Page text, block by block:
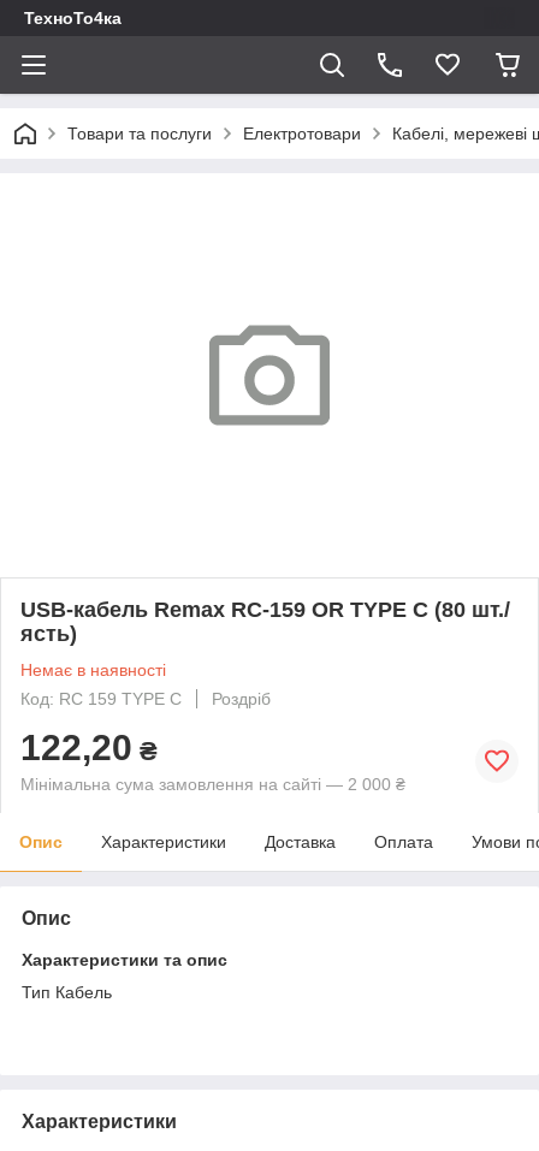
ТехноТо4ка
Товари та послуги Електротовари Кабелі, мережеві
USB-кабель Remax RC-159 OR TYPE C (80 шт./
ясть)
Немає в наявності
Код: RC 159 TYPE C
Роздріб
122,20 ₴
Мінімальна сума замовлення на сайті — 2 000 ₴
Опис Характеристики Доставка Оплата Умови
Опис
Характеристики та опис
Тип Кабель
Характеристики